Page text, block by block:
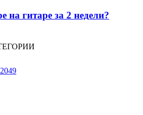
на гитаре за 2 недели?
2049